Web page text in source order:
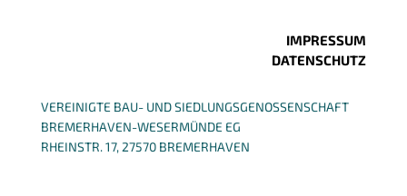
IMPRESSUM
DATENSCHUTZ
VEREINIGTE BAU- UND SIEDLUNGSGENOSSENSCHAFT
BREMERHAVEN-WESERMÜNDE EG
RHEINSTR. 17, 27570 BREMERHAVEN